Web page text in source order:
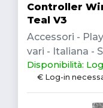
Controller
Teal V3
Accessori -
vari - Italiana -
Disponibilità:
€ Log-in